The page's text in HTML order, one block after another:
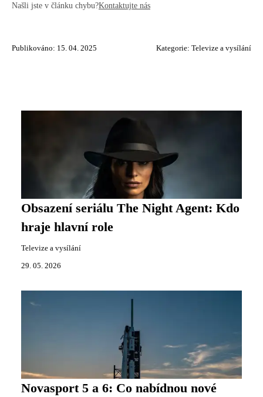
Našli jste v článku chybu?Kontaktujte nás
Publikováno: 15. 04. 2025 Kategorie: Televize a vysílání
Obsazení seriálu The Night Agent: Kdo
hraje hlavní role
Televize a vysílání
29. 05. 2026
Novasport 5 a 6: Co nabídnou nové